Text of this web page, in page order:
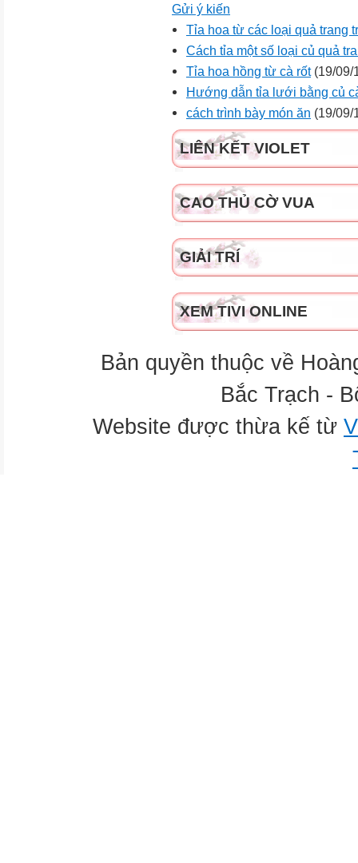
Gửi ý kiến
Tỉa hoa từ các loại quả trang
Cách tỉa một số loại củ quả
Tỉa hoa hồng từ cà rốt(19/09/
Hướng dẫn tỉa lưới bằng củ
cách trình bày món ăn (19/09/
LIÊN KẾT VIOLET
CAO THỦ CỜ VUA
GIẢI TRÍ
XEM TIVI ONLINE
Bản quyền thuộc về
Bắc Trạch -
Website được thừa kế từ